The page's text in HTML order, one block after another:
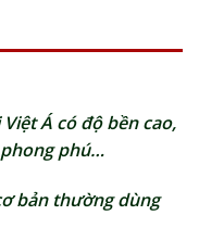
Á có độ bền cao,
phú…
bản thường dùng